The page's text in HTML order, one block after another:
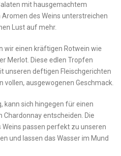
mit hausgemachtem
des Weins ⁤unterstreichen
Lust auf mehr.
wir einen kräftigen Rotwein⁤ wie
Merlot. Diese edlen Tropfen
unseren deftigen Fleischgerichten
vollen, ausgewogenen‌ Geschmack.
kann sich hingegen⁢ für einen
entscheiden. Die
passen perfekt zu​ unseren
und lassen das Wasser im Mund